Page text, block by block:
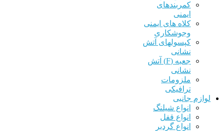
کمربندهای
کلاه های ایمنی
وجوشکاری
کپسولهای آتش
نشانی
جعبه (F) آتش
نشانی
ملزومات
ترافیکی
جانبی
انواع شیلنگ
انواع قفل
انواع گردبر